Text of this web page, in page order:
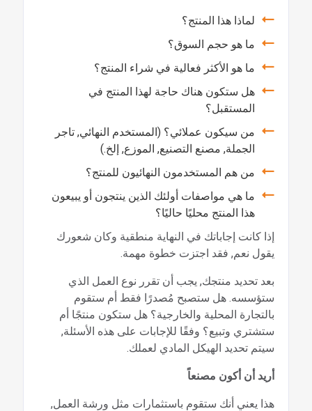
لماذا هذا المنتج؟
ما هو حجم السوق؟
ما هو الأكثر فعالية في شراء المنتج؟
هل ستكون هناك حاجة لهذا المنتج في
المستقبل؟
من سيكون عملائي؟ (المستخدم النهائي, تاجر
الجملة, مصنع التصنيع, الموزع, إلخ.)
من هم المستخدمون النهائيون للمنتج؟
ما هي مواصفات أولئك الذين ينتجون أو يبيعون
هذا المنتج محليًا حاليًا؟
إذا كانت إجاباتك في النهاية منطقية وكان شعورك
يقول نعم, فقد اجتزت خطوة مهمة.
بعد تحديد منتجك, يجب أن تقرر نوع العمل الذي
ستؤسسه. هل ستصبح مُصدرًا فقط أم ستقوم
بالتجارة المحلية والخارجية؟ هل ستكون منتجًا أم
ستشتري وتبيع؟ وفقًا للإجابات على هذه الأسئلة,
سيتم تحديد الهيكل المادي لعملك.
أريد أن أكون مصنعاً
هذا يعني أنك ستقوم باستثمارات مثل ورشة العمل,